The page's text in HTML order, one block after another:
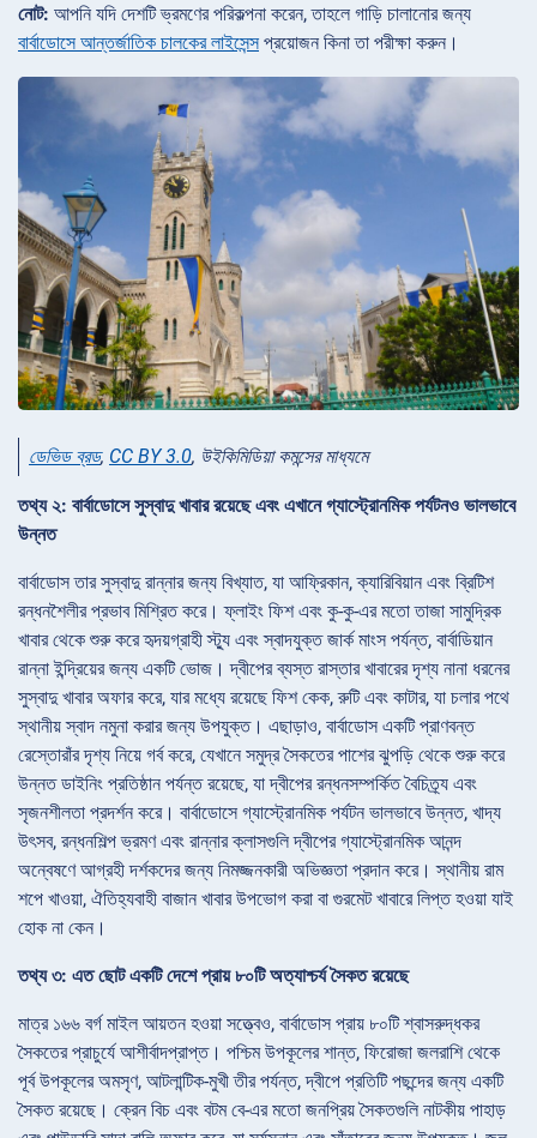
নোট: আপনি যদি দেশটি ভ্রমণের পরিকল্পনা করেন, তাহলে গাড়ি চালানোর জন্য
বার্বাডোসে আন্তর্জাতিক চালকের লাইসেন্সপ্রয়োজন কিনা তা পরীক্ষা করুন।
ডেভিড ব্রড, CC BY 3.0, উইকিমিডিয়া কমন্সের মাধ্যমে
তথ্য ২: বার্বাডোসে সুস্বাদু খাবার রয়েছে এবং এখানে গ্যাস্ট্রোনমিক পর্যটনও ভালভাবে
উন্নত
বার্বাডোস তার সুস্বাদু রান্নার জন্য বিখ্যাত, যা আফ্রিকান, ক্যারিবিয়ান এবং ব্রিটিশ
রন্ধনশৈলীর প্রভাব মিশ্রিত করে। ফ্লাইং ফিশ এবং কু-কু-এর মতো তাজা সামুদ্রিক
খাবার থেকে শুরু করে হৃদয়গ্রাহী স্ট্যু এবং স্বাদযুক্ত জার্ক মাংস পর্যন্ত, বার্বাডিয়ান
রান্না ইন্দ্রিয়ের জন্য একটি ভোজ। দ্বীপের ব্যস্ত রাস্তার খাবারের দৃশ্য নানা ধরনের
সুস্বাদু খাবার অফার করে, যার মধ্যে রয়েছে ফিশ কেক, রুটি এবং কাটার, যা চলার পথে
স্থানীয় স্বাদ নমুনা করার জন্য উপযুক্ত। এছাড়াও, বার্বাডোস একটি প্রাণবন্ত
রেস্তোরাঁর দৃশ্য নিয়ে গর্ব করে, যেখানে সমুদ্র সৈকতের পাশের ঝুপড়ি থেকে শুরু করে
উন্নত ডাইনিং প্রতিষ্ঠান পর্যন্ত রয়েছে, যা দ্বীপের রন্ধনসম্পর্কিত বৈচিত্র্য এবং
সৃজনশীলতা প্রদর্শন করে। বার্বাডোসে গ্যাস্ট্রোনমিক পর্যটন ভালভাবে উন্নত, খাদ্য
উৎসব, রন্ধনশিল্প ভ্রমণ এবং রান্নার ক্লাসগুলি দ্বীপের গ্যাস্ট্রোনমিক আনন্দ
অন্বেষণে আগ্রহী দর্শকদের জন্য নিমজ্জনকারী অভিজ্ঞতা প্রদান করে। স্থানীয় রাম
শপে খাওয়া, ঐতিহ্যবাহী বাজান খাবার উপভোগ করা বা গুরমেট খাবারে লিপ্ত হওয়া যাই
হোক না কেন।
তথ্য ৩: এত ছোট একটি দেশে প্রায় ৮০টি অত্যাশ্চর্য সৈকত রয়েছে
মাত্র ১৬৬ বর্গ মাইল আয়তন হওয়া সত্ত্বেও, বার্বাডোস প্রায় ৮০টি শ্বাসরুদ্ধকর
সৈকতের প্রাচুর্যে আশীর্বাদপ্রাপ্ত। পশ্চিম উপকূলের শান্ত, ফিরোজা জলরাশি থেকে
পূর্ব উপকূলের অমসৃণ, আটলান্টিক-মুখী তীর পর্যন্ত, দ্বীপে প্রতিটি পছন্দের জন্য একটি
সৈকত রয়েছে। ক্রেন বিচ এবং বটম বে-এর মতো জনপ্রিয় সৈকতগুলি নাটকীয় পাহাড়